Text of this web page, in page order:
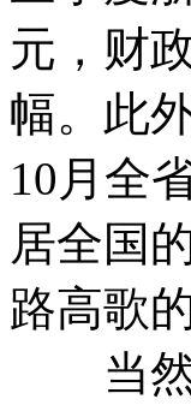
元，财
幅。此
10月全
居全国
路高歌
当然